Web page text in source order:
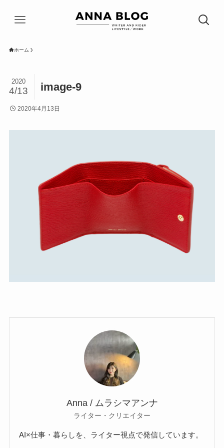
ホーム
image-9
2020
4/13
2020年4月13日
Anna / ムラシマアンナ
ライター・クリエイター
AI×仕事・暮らしを、ライター視点で発信しています。